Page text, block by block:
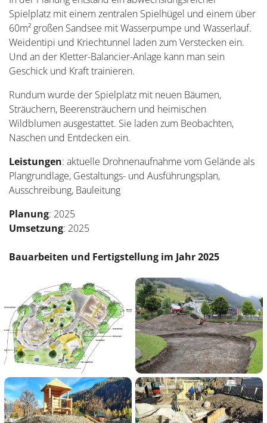
Spielplatz mit einem zentralen Spielhügel und einem über
60m² großen Sandsee mit Wasserpumpe und Wasserlauf.
Weidentipi und Kriechtunnel laden zum Verstecken ein.
Und an der Kletter-Balancier-Anlage kann man sein
Geschick und Kraft trainieren.
Rundum wurde der Spielplatz mit neuen Bäumen,
Sträuchern, Beerensträuchern und heimischen
Wildblumen ausgestattet. Sie laden zum Beobachten,
Naschen und Entdecken ein.
Leistungen: aktuelle Drohnenaufnahme vom Gelände als
Plangrundlage, Gestaltungs- und Ausführungsplan,
Ausschreibung, Bauleitung
Planung: 2025
Umsetzung: 2025
Bauarbeiten und Fertigstellung im Jahr 2025